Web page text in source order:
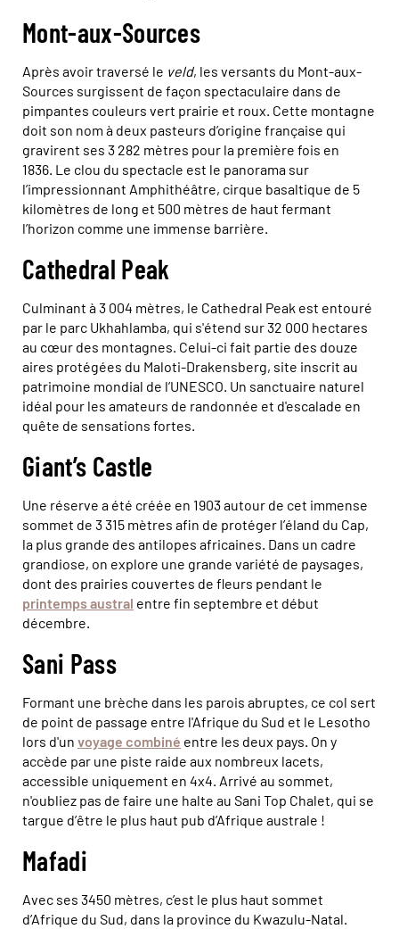
Mont-aux-Sources
Après avoir traversé le veld, les versants du Mont-aux-
Sources surgissent de façon spectaculaire dans de
pimpantes couleurs vert prairie et roux. Cette montagne
doit son nom à deux pasteurs d’origine française qui
gravirent ses 3 282 mètres pour la première fois en
1836. Le clou du spectacle est le panorama sur
l’impressionnant Amphithéâtre, cirque basaltique de 5
kilomètres de long et 500 mètres de haut fermant
l’horizon comme une immense barrière.
Cathedral Peak
Culminant à 3 004 mètres, le Cathedral Peak est entouré
par le parc Ukhahlamba, qui s'étend sur 32 000 hectares
au cœur des montagnes. Celui-ci fait partie des douze
aires protégées du Maloti-Drakensberg, site inscrit au
patrimoine mondial de l’UNESCO. Un sanctuaire naturel
idéal pour les amateurs de randonnée et d'escalade en
quête de sensations fortes.
Giant’s Castle
Une réserve a été créée en 1903 autour de cet immense
sommet de 3 315 mètres afin de protéger l’éland du Cap,
la plus grande des antilopes africaines. Dans un cadre
grandiose, on explore une grande variété de paysages,
dont des prairies couvertes de fleurs pendant le
printemps austral entre fin septembre et début
décembre.
Sani Pass
Formant une brèche dans les parois abruptes, ce col sert
de point de passage entre l'Afrique du Sud et le Lesotho
lors d'un voyage combiné entre les deux pays. On y
accède par une piste raide aux nombreux lacets,
accessible uniquement en 4x4. Arrivé au sommet,
n'oubliez pas de faire une halte au Sani Top Chalet, qui se
targue d’être le plus haut pub d’Afrique australe !
Mafadi
Avec ses 3450 mètres, c’est le plus haut sommet
d’Afrique du Sud, dans la province du Kwazulu-Natal.